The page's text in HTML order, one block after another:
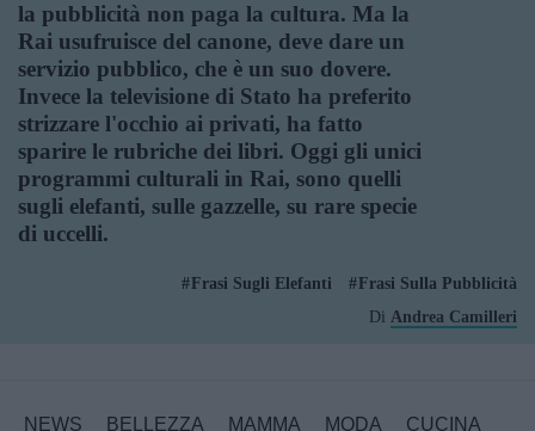
la pubblicità non paga la cultura. Ma la
Rai usufruisce del canone, deve dare un
servizio pubblico, che è un suo dovere.
Invece la televisione di Stato ha preferito
strizzare l'occhio ai privati, ha fatto
sparire le rubriche dei libri. Oggi gli unici
programmi culturali in Rai, sono quelli
sugli elefanti, sulle gazzelle, su rare specie
di uccelli.
Frasi Sugli Elefanti
Frasi Sulla Pubblicità
Di Andrea Camilleri
NEWS BELLEZZA MAMMA MODA CUCINA